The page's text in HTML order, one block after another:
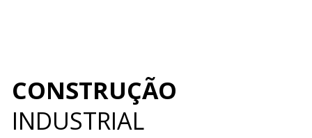
CONSTRUÇÃO
INDUSTRIAL